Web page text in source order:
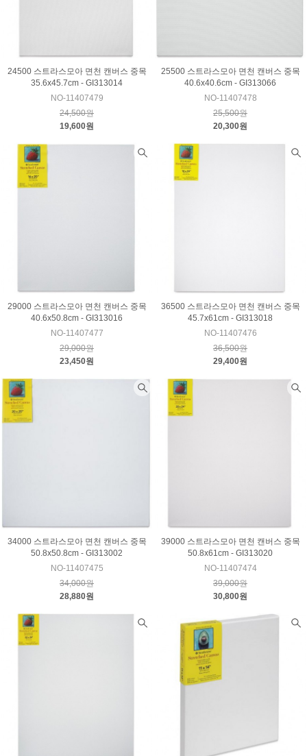
24500 스트라스모아 면천 캔버스 중목
35.6x45.7cm - GI313014
NO-11407479
24,500원
19,600원
25500 스트라스모아 면천 캔버스 중목
40.6x40.6cm - GI313066
NO-11407478
25,500원
20,300원
29000 스트라스모아 면천 캔버스 중목
40.6x50.8cm - GI313016
NO-11407477
29,000원
23,450원
36500 스트라스모아 면천 캔버스 중목
45.7x61cm - GI313018
NO-11407476
36,500원
29,400원
34000 스트라스모아 면천 캔버스 중목
50.8x50.8cm - GI313002
NO-11407475
34,000원
28,880원
39000 스트라스모아 면천 캔버스 중목
50.8x61cm - GI313020
NO-11407474
39,000원
30,800원